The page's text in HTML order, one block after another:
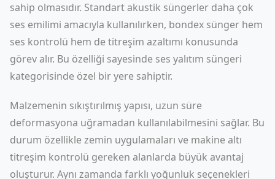
sahip olmasıdır. Standart akustik süngerler daha çok
ses emilimi amacıyla kullanılırken, bondex sünger hem
ses kontrolü hem de titreşim azaltımı konusunda
görev alır. Bu özelliği sayesinde ses yalıtım süngeri
kategorisinde özel bir yere sahiptir.
Malzemenin sıkıştırılmış yapısı, uzun süre
deformasyona uğramadan kullanılabilmesini sağlar. Bu
durum özellikle zemin uygulamaları ve makine altı
titreşim kontrolü gereken alanlarda büyük avantaj
oluşturur. Aynı zamanda farklı yoğunluk seçenekleri